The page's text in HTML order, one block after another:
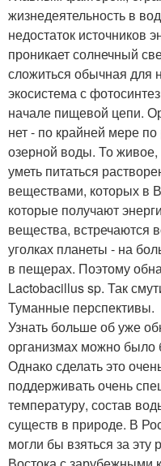
жизнедеятельность в
недостаток источников
проникает солнечный
сложиться обычная для
экосистема с
начале пищевой цепи.
нет - по крайней мере
озерной воды. То
уметь питаться
веществами, которых в
которые получают
вещества, встречаются
уголках планеты - на
в пещерах. Поэтому
Lactobacillus sp. Так
Туманные перспективы.
Узнать больше об уже
организмах можно было
Однако сделать это
поддерживать очень
температуру, состав
существ в природе. В
могли бы взяться за эту